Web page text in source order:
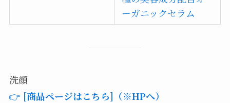
ーガニックセラム
洗顔
👉 [商品ページはこちら]（※HPへ）